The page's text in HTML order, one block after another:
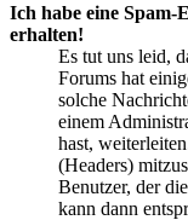
Ich habe eine Spam-
erhalten!
Es tut uns leid,
Forums hat
solche
einem
hast,
(Headers)
Benutzer, der
kann dann